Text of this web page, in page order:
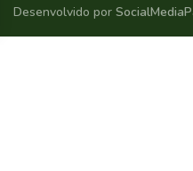
Desenvolvido por